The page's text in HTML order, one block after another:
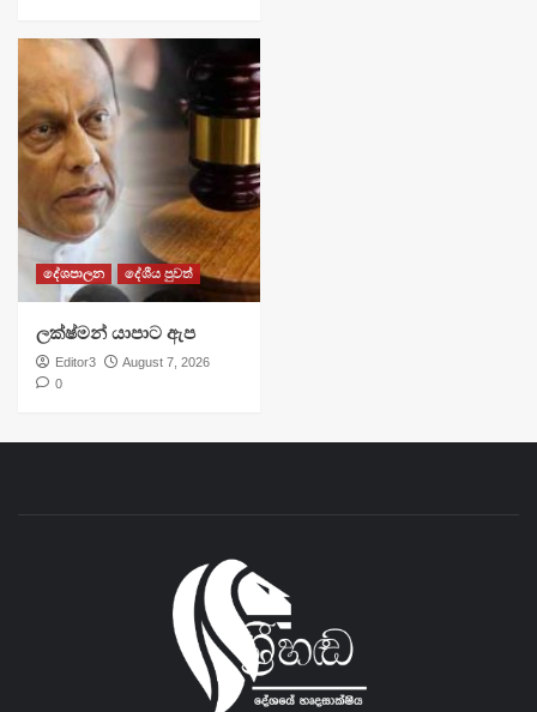
දේශපාලන දේශීය පුවත්
ලක්ෂ්මන් යාපාට ඇප
Editor3
August 7, 2026
0